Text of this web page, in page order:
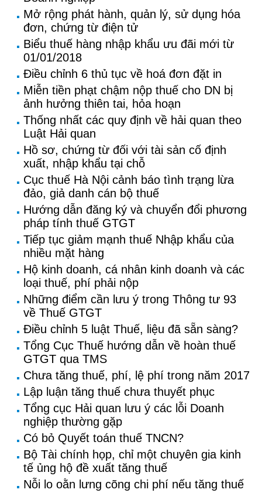
Mở rộng phát hành, quản lý, sử dụng hóa
đơn, chứng từ điện tử
Biểu thuế hàng nhập khẩu ưu đãi mới từ
01/01/2018
Điều chỉnh 6 thủ tục về hoá đơn đặt in
Miễn tiền phạt chậm nộp thuế cho DN bị
ảnh hưởng thiên tai, hỏa hoạn
Thống nhất các quy định về hải quan theo
Luật Hải quan
Hồ sơ, chứng từ đối với tài sản cố định
xuất, nhập khẩu tại chỗ
Cục thuế Hà Nội cảnh báo tình trạng lừa
đảo, giả danh cán bộ thuế
Hướng dẫn đăng ký và chuyển đổi phương
pháp tính thuế GTGT
Tiếp tục giảm mạnh thuế Nhập khẩu của
nhiều mặt hàng
Hộ kinh doanh, cá nhân kinh doanh và các
loại thuế, phí phải nộp
Những điểm cần lưu ý trong Thông tư 93
về Thuế GTGT
Điều chỉnh 5 luật Thuế, liệu đã sẵn sàng?
Tổng Cục Thuế hướng dẫn về hoàn thuế
GTGT qua TMS
Chưa tăng thuế, phí, lệ phí trong năm 2017
Lập luận tăng thuế chưa thuyết phục
Tổng cục Hải quan lưu ý các lỗi Doanh
nghiệp thường gặp
Có bỏ Quyết toán thuế TNCN?
Bộ Tài chính họp, chỉ một chuyên gia kinh
tế ủng hộ đề xuất tăng thuế
Nỗi lo oằn lưng cõng chi phí nếu tăng thuế